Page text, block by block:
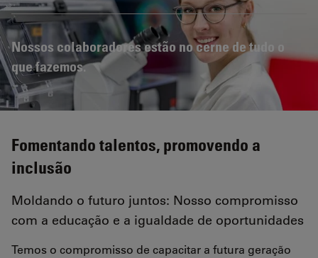
Nossos colaboradores estão no cerne de tudo o
que fazemos.
Fomentando talentos, promovendo a
inclusão
Moldando o futuro juntos: Nosso compromisso
com a educação e a igualdade de oportunidades
Temos o compromisso de capacitar a futura geração